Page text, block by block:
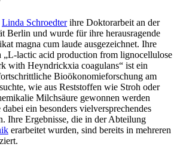
Linda Schroedterihre Doktorarbeit an der
Berlin und wurde für ihre herausragende
magna cum laude ausgezeichnet. Ihre
„L-lactic acid production from lignocellulose
with Heyndrickxia coagulans“ ist ein
Bioökonomieforschung am
wie aus Reststoffen wie Stroh oder
Milchsäure gewonnen werden
ein besonders vielversprechendes
Ihre Ergebnisse, die in der Abteilung
erarbeitet wurden, sind bereits in mehreren